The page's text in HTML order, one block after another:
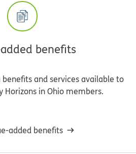
benefits
and services available to
Horizons in Ohio members.
added benefits